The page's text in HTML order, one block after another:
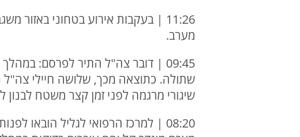
11:26 | בעקבות אירוע בטחוני
מערב.
09:45 | דובר צה"ל התיר לפרסם:
שתולה. כתוצאה מכך, שלושה חיילי צה"ל
שיגורי מרגמה לפני זמן קצר משטח
08:20 | למרכז הרפואי לגליל הובאו לפנות בוקר שלושה פצועים, בשנות ה-30 לחייהם, עם פגיעות רסיסים.